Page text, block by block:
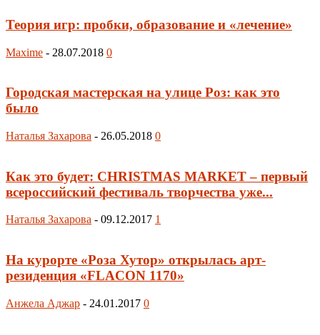
Теория игр: пробки, образование и «лечение»
Maxime - 28.07.2018 0
Городская мастерская на улице Роз: как это
было
Наталья Захарова - 26.05.2018 0
Как это будет: CHRISTMAS MARKET – первый
всероссийский фестиваль творчества уже...
Наталья Захарова - 09.12.2017 1
На курорте «Роза Хутор» открылась арт-
резиденция «FLACON 1170»
Анжела Аджар - 24.01.2017 0